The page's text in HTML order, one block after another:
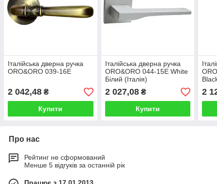
Італійська дверна ручка
ORO&ORO 039-16E
2 042,48 ₴
Купити
Італійська дверна ручка
ORO&ORO 044-15E White
Білий (Італія)
2 027,08₴
Купити
2
Про нас
Рейтинг не сформований
Менше 5 відгуків за останній рік